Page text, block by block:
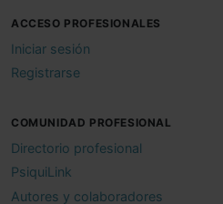
ACCESO PROFESIONALES
Iniciar sesión
Registrarse
COMUNIDAD PROFESIONAL
Directorio profesional
PsiquiLink
Autores y colaboradores